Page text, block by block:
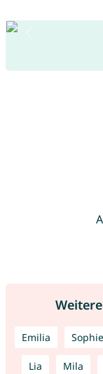
Emilia Sophie
Lia Mila